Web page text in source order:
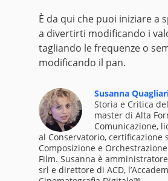
È da qui che puoi iniziare a
a divertirti modificando i
tagliando le frequenze o
modificando il pan.
Susanna
Storia e Critica
master di Alta
Comunicazione,
al Conservatorio, certificazione
Composizione e
Film. Susanna è
srl e direttore di ACD,